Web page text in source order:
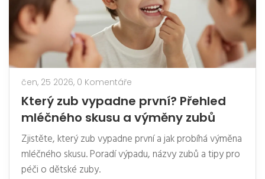
čen, 25 2026, 0 Komentáře
Který zub vypadne první? Přehled
mléčného skusu a výměny zubů
Zjistěte, který zub vypadne první a jak probíhá výměna
mléčného skusu. Poradí výpadu, názvy zubů a tipy pro
péči o dětské zuby.